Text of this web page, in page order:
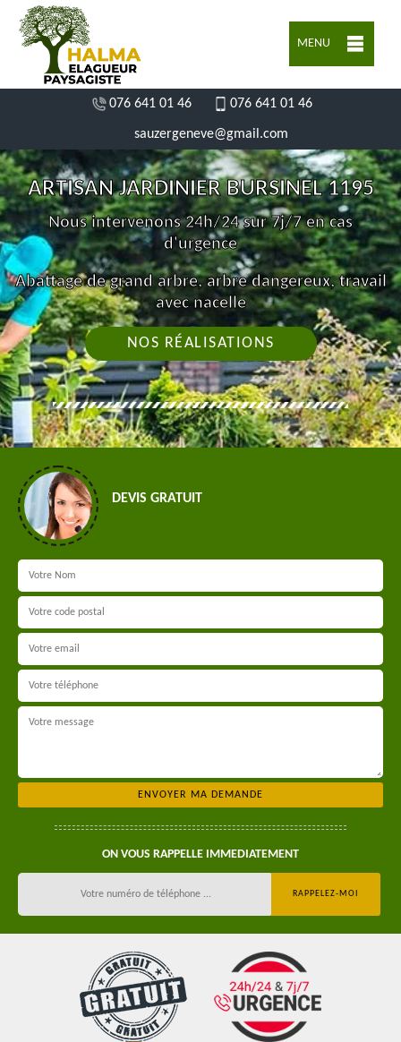
MENU
076 641 01 46 076 641 01 46
sauzergeneve@gmail.com
ARTISAN JARDINIER BURSINEL 1195
Nous intervenons 24h/24 sur 7j/7 en cas
d'urgence
Abattage de grand arbre, arbre dangereux, travail
avec nacelle
NOS RÉALISATIONS
DEVIS GRATUIT
ON VOUS RAPPELLE IMMEDIATEMENT